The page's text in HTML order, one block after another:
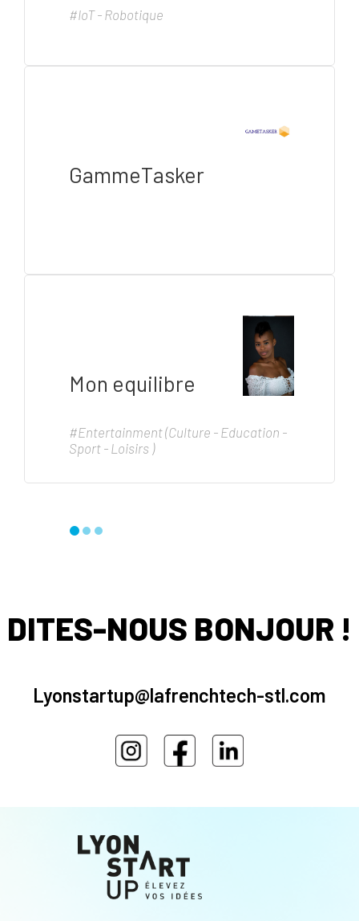
#IoT - Robotique
GammeTasker
Mon equilibre
#Entertainment (Culture - Education -
Sport - Loisirs )
DITES-NOUS BONJOUR !
Lyonstartup@lafrenchtech-stl.com